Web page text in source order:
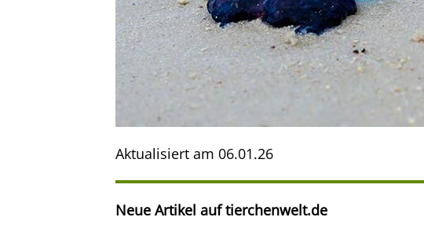
Aktualisiert am 06.01.26
Neue Artikel auf tierchenwelt.de